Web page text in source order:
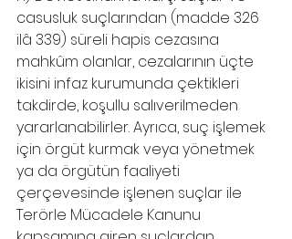
casusluk suçlarından (madde 326
ilâ 339) süreli hapis cezasına
mahkûm olanlar, cezalarının üçte
ikisini infaz kurumunda çektikleri
takdirde, koşullu salıverilmeden
yararlanabilirler. Ayrıca, suç işlemek
için örgüt kurmak veya yönetmek
ya da örgütün faaliyeti
çerçevesinde işlenen suçlar ile
Terörle Mücadele Kanunu